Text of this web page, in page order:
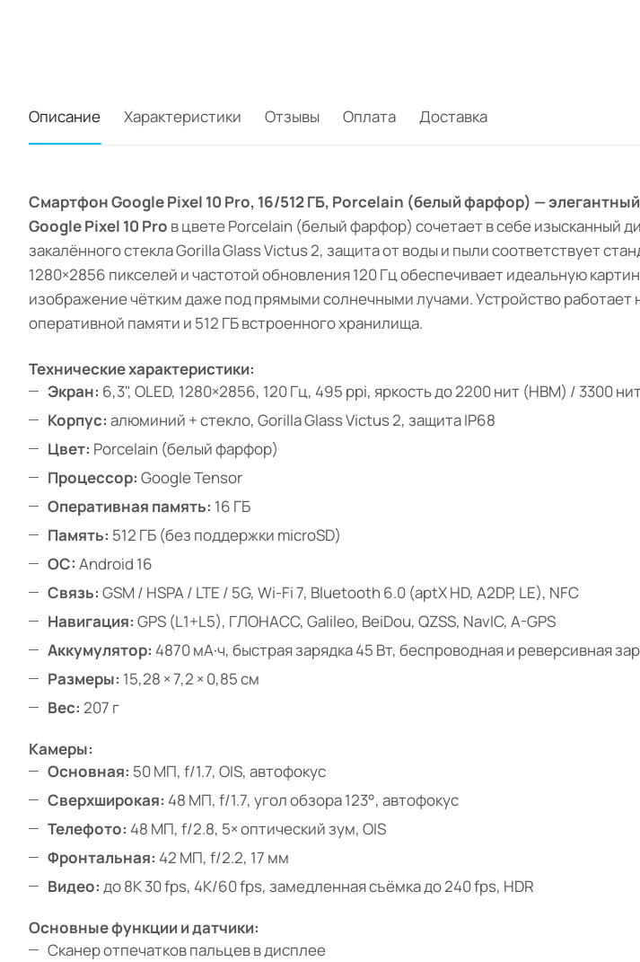
Описание Характеристики Отзывы Оплата Доставка
Смартфон Google Pixel 10 Pro, 16/512 ГБ, Porcelain (белый фарфор) —
Google Pixel 10 Pro в цвете Porcelain (белый фарфор) сочетает в себе изысканный
закалённого стекла Gorilla Glass Victus 2, защита от воды и пыли соответствует
1280×2856 пикселей и частотой обновления 120 Гц обеспечивает идеальную
изображение чётким даже под прямыми солнечными лучами. Устройство
оперативной памяти и 512 ГБ встроенного хранилища.
Технические характеристики:
Экран: 6,3", OLED, 1280×2856, 120 Гц, 495 ppi, яркость до 2200 нит (HBM) / 3300
Корпус: алюминий + стекло, Gorilla Glass Victus 2, защита IP68
Цвет: Porcelain (белый фарфор)
Процессор: Google Tensor
Оперативная память: 16 ГБ
Память: 512 ГБ (без поддержки microSD)
ОС: Android 16
Связь: GSM / HSPA / LTE / 5G, Wi-Fi 7, Bluetooth 6.0 (aptX HD, A2DP, LE), NFC
Навигация: GPS (L1+L5), ГЛОНАСС, Galileo, BeiDou, QZSS, NavIC, A-GPS
Аккумулятор: 4870 мА·ч, быстрая зарядка 45 Вт, беспроводная и реверсивная
Размеры: 15,28 × 7,2 × 0,85 см
Вес: 207 г
Камеры:
Основная: 50 МП, f/1.7, OIS, автофокус
Сверхширокая: 48 МП, f/1.7, угол обзора 123°, автофокус
Телефото: 48 МП, f/2.8, 5× оптический зум, OIS
Фронтальная: 42 МП, f/2.2, 17 мм
Видео: до 8K 30 fps, 4K/60 fps, замедленная съёмка до 240 fps, HDR
Основные функции и датчики:
Сканер отпечатков пальцев в дисплее